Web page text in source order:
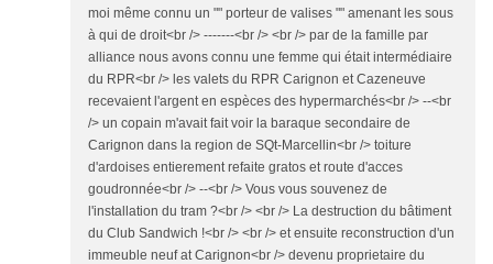
moi même connu un "" porteur de valises "" amenant les sous
à qui de droit<br /> -------<br /> <br /> par de la famille par
alliance nous avons connu une femme qui était intermédiaire
du RPR<br /> les valets du RPR Carignon et Cazeneuve
recevaient l'argent en espèces des hypermarchés<br /> --<br
/> un copain m'avait fait voir la baraque secondaire de
Carignon dans la region de SQt-Marcellin<br /> toiture
d'ardoises entierement refaite gratos et route d'acces
goudronnée<br /> --<br /> Vous vous souvenez de
l'installation du tram ?<br /> <br /> La destruction du bâtiment
du Club Sandwich !<br /> <br /> et ensuite reconstruction d'un
immeuble neuf at Carignon<br /> devenu proprietaire du